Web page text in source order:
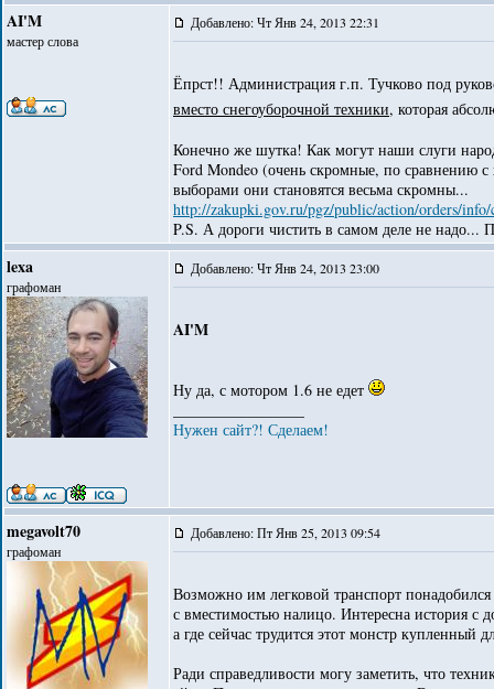
AI'M
мастер слова
Добавлено: Чт Янв 24, 2013 22:31
Ёпрст!! Администрация г.п. Тучково под
вместо снегоуборочной техники, которая
Конечно же шутка! Как могут наши слуги
Ford Mondeo (очень скромные, по сравнению
выборами они становятся весьма скромны...
http://zakupki.gov.ru/pgz/public/action/orders/
P.S. А дороги чистить в самом деле не надо...
lexa
графоман
Добавлено: Чт Янв 24, 2013 23:00
AI'M
Ну да, с мотором 1.6 не едет
Нужен сайт?! Сделаем!
megavolt70
графоман
Добавлено: Пт Янв 25, 2013 09:54
Возможно им легковой транспорт
с вместимостью налицо. Интересна история с
а где сейчас трудится этот монстр купленный
Ради справедливости могу заметить, что